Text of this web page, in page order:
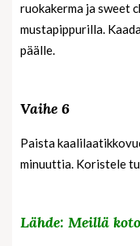
ruokakerma ja sweet
mustapippurilla.
päälle.
Vaihe 6
Paista
minuuttia. Koristele
Lähde: Meillä